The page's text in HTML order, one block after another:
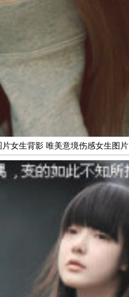
片女生背影 唯美意境伤感女生图片